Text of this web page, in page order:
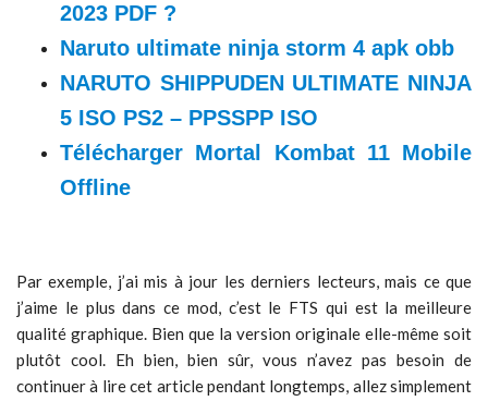
2023 PDF ?
Naruto ultimate ninja storm 4 apk obb
NARUTO SHIPPUDEN ULTIMATE NINJA
5 ISO PS2 – PPSSPP ISO
Télécharger Mortal Kombat 11 Mobile
Offline
Par exemple, j’ai mis à jour les derniers lecteurs, mais ce que
j’aime le plus dans ce mod, c’est le FTS qui est la meilleure
qualité graphique. Bien que la version originale elle-même soit
plutôt cool. Eh bien, bien sûr, vous n’avez pas besoin de
continuer à lire cet article pendant longtemps, allez simplement